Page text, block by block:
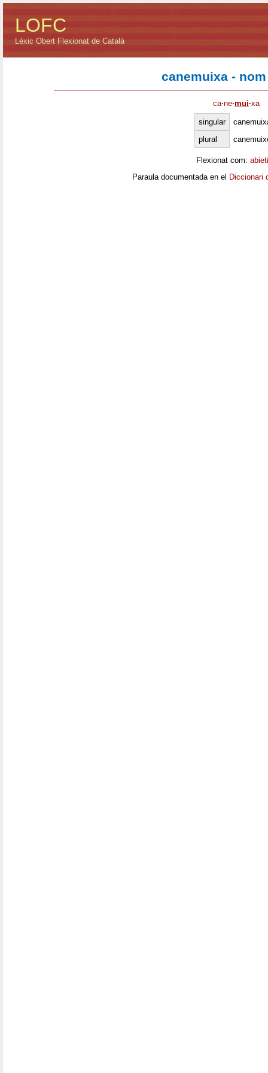
LOFC
Lèxic Obert Flexionat de Català
canemuixa -
ca·ne·mui·xa
singular
plural
Flexionat com:
Paraula documentada en el Diccionari